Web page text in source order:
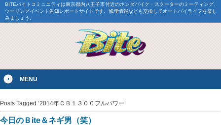
BITEバイトコミュニティは東京都内八王子市付近のホンダバイク・スクーターのミーティング、
ツーリングイベント告知レポートサイトです。修理情報なども交換してオートバイライフを楽し
みましょう。
MENU
Posts Tagged ‘2014年ＣＢ１３００フルパワー’
今日のＢite＆ネギ男（笑）